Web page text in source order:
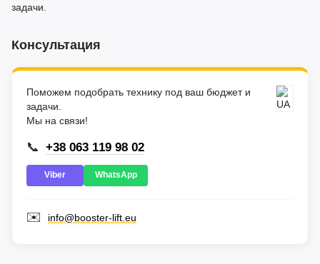
задачи.
Консультация
Поможем подобрать технику под ваш бюджет и
задачи.
Мы на связи!
📞 +38 063 119 98 02
Viber WhatsApp
✉️ info@booster-lift.eu